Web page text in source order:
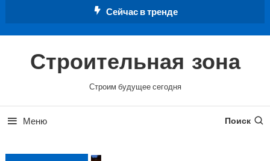
Сейчас в тренде
Строительная зона
Строим будущее сегодня
Меню Поиск